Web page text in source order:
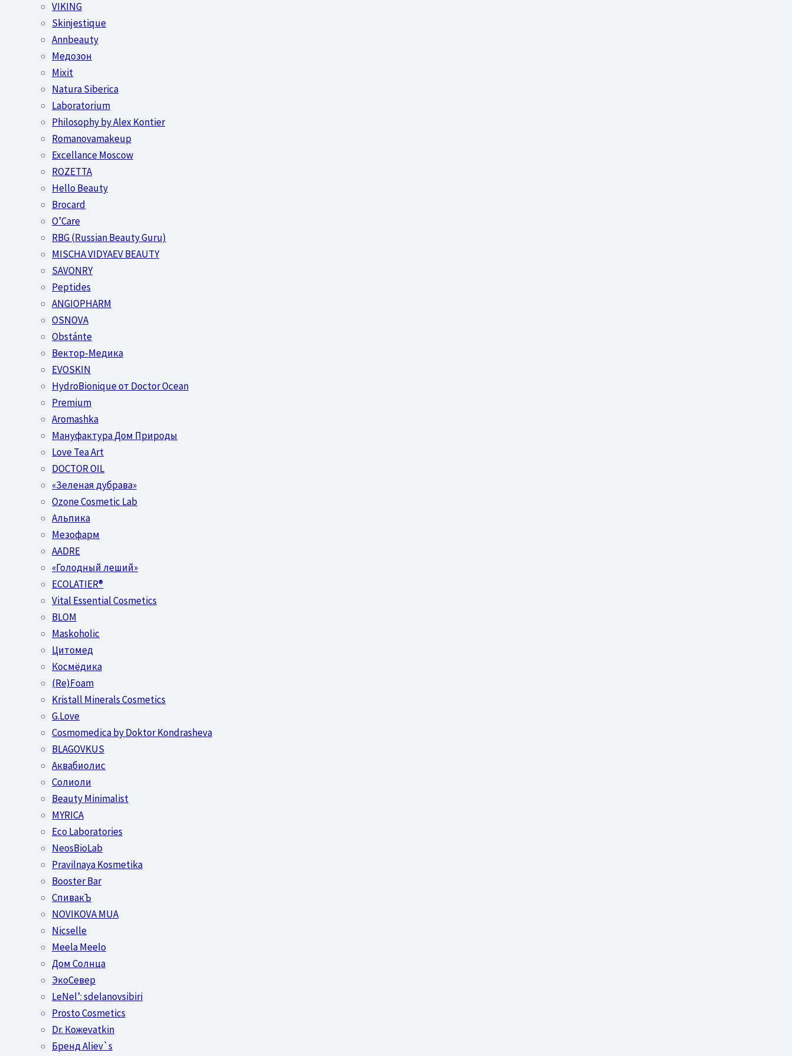
VIKING
Skinjestique
Annbeauty
Медозон
Mixit
Natura Siberica
Laboratorium
Philosophy by Alex Kontier
Romanovamakeup
Excellance Moscow
ROZETTA
Hello Beauty
Brocard
O’Care
RBG (Russian Beauty Guru)
MISCHA VIDYAEV BEAUTY
SAVONRY
Peptides
ANGIOPHARM
OSNOVA
Obstánte
Вектор-Медика
EVOSKIN
HydroBionique от Doctor Ocean
Premium
Aromashka
Мануфактура Дом Природы
Love Tea Art
DOCTOR OIL
«Зеленая дубрава»
Ozone Cosmetic Lab
Альпика
Мезофарм
AADRE
«Голодный леший»
EСОLATIER®
Vital Essential Cosmetics
BLOM
Maskoholic
Цитомед
Космёдика
(Re)Foam
Kristall Minerals Cosmetics
G.Love
Cosmomedica by Doktor Kondrasheva
BLAGOVKUS
Аквабиолис
Солиоли
Beauty Minimalist
MYRICA
Eco Laboratories
NeosBioLab
Pravilnaya Kosmetika
Booster Bar
СпивакЪ
NOVIKOVA MUA
Nicselle
Meela Meelo
Дом Солнца
ЭкоСевер
LeNel’: sdelanovsibiri
Prosto Cosmetics
Dr. Кожеvatkin
Бренд Aliev`s